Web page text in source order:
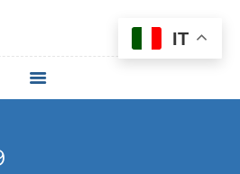
IT